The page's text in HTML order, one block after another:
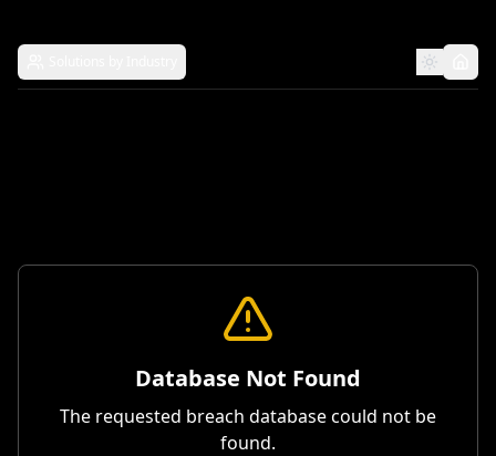
Database Not Found
The requested breach database could not be
found.